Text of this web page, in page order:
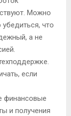
Можно
что
а не
если
финансовые
и получения